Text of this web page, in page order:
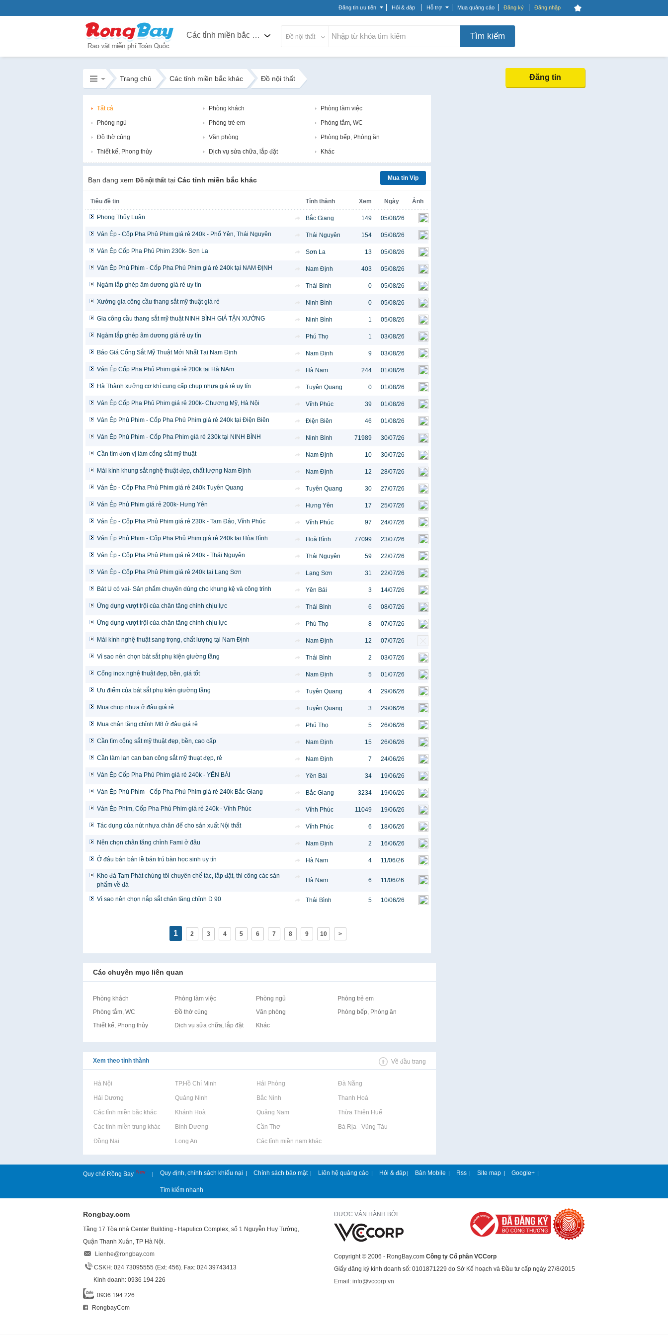
Đăng tin ưu tiên Hỏi & đáp Hỗ trợ Mua quảng cáo Đăng ký Đăng nhập
Các tỉnh miền bắc khác Đồ nội thất Tìm kiếm
Trang chủ Các tỉnh miền bắc khác Đồ nội thất Đăng tin
Tất cả Phòng khách Phòng làm việc
Phòng ngủ Phòng trẻ em Phòng tắm, WC
Đồ thờ cúng Văn phòng Phòng bếp, Phòng ăn
Thiết kế, Phong thủy Dịch vụ sửa chữa, lắp đặt Khác
Bạn đang xem Đồ nội thất tại Các tỉnh miền bắc khác Mua tin Vip
Tiêu đề tin Tỉnh thành Xem Ngày Ảnh
Phong Thủy Luân Bắc Giang 149 05/08/26
Ván Ép - Cốp Pha Phủ Phim giá rẻ 240k - Phổ Yên, Thái Nguyên Thái Nguyên 154 05/08/26
Ván Ép Cốp Pha Phủ Phim 230k- Sơn La Sơn La 13 05/08/26
Ván Ép Phủ Phim - Cốp Pha Phủ Phim giá rẻ 240k tại NAM ĐỊNH Nam Định 403 05/08/26
Ngàm lắp ghép âm dương giá rẻ uy tín Thái Bình 0 05/08/26
Xưởng gia công cầu thang sắt mỹ thuật giá rẻ Ninh Bình 0 05/08/26
Gia công cầu thang sắt mỹ thuật NINH BÌNH GIÁ TẬN XƯỞNG Ninh Bình 1 05/08/26
Ngàm lắp ghép âm dương giá rẻ uy tín Phú Thọ 1 03/08/26
Báo Giá Cổng Sắt Mỹ Thuật Mới Nhất Tại Nam Định Nam Định 9 03/08/26
Ván Ép Cốp Pha Phủ Phim giá rẻ 200k tại Hà NAm Hà Nam 244 01/08/26
Hà Thành xưởng cơ khí cung cấp chụp nhựa giá rẻ uy tín Tuyên Quang 0 01/08/26
Ván Ép Cốp Pha Phủ Phim giá rẻ 200k- Chương Mỹ, Hà Nội Vĩnh Phúc 39 01/08/26
Ván Ép Phủ Phim - Cốp Pha Phủ Phim giá rẻ 240k tại Điện Biên Điện Biên 46 01/08/26
Ván Ép Phủ Phim - Cốp Pha Phim giá rẻ 230k tại NINH BÌNH Ninh Bình 71989 30/07/26
Cần tìm đơn vị làm cổng sắt mỹ thuật Nam Định 10 30/07/26
Mái kính khung sắt nghệ thuật đẹp, chất lượng Nam Định Nam Định 12 28/07/26
Ván Ép - Cốp Pha Phủ Phim giá rẻ 240k Tuyên Quang Tuyên Quang 30 27/07/26
Ván Ép Phủ Phim giá rẻ 200k- Hưng Yên Hưng Yên 17 25/07/26
Ván Ép - Cốp Pha Phủ Phim giá rẻ 230k - Tam Đảo, Vĩnh Phúc Vĩnh Phúc 97 24/07/26
Ván Ép Phủ Phim - Cốp Pha Phủ Phim giá rẻ 240k tại Hòa Bình Hoà Bình 77099 23/07/26
Ván Ép - Cốp Pha Phủ Phim giá rẻ 240k - Thái Nguyên Thái Nguyên 59 22/07/26
Ván Ép - Cốp Pha Phủ Phim giá rẻ 240k tại Lạng Sơn Lạng Sơn 31 22/07/26
Bát U có vai- Sản phẩm chuyên dùng cho khung kệ và công trình Yên Bái 3 14/07/26
Ứng dụng vượt trội của chân tăng chỉnh chịu lực Thái Bình 6 08/07/26
Ứng dụng vượt trội của chân tăng chỉnh chịu lực Phú Thọ 8 07/07/26
Mái kính nghệ thuật sang trọng, chất lượng tại Nam Định Nam Định 12 07/07/26
Vì sao nên chọn bát sắt phụ kiện giường tầng Thái Bình 2 03/07/26
Cổng inox nghệ thuật đẹp, bền, giá tốt Nam Định 5 01/07/26
Ưu điểm của bát sắt phụ kiện giường tầng Tuyên Quang 4 29/06/26
Mua chụp nhựa ở đâu giá rẻ Tuyên Quang 3 29/06/26
Mua chân tăng chỉnh M8 ở đâu giá rẻ Phú Thọ 5 26/06/26
Cần tìm cổng sắt mỹ thuật đẹp, bền, cao cấp Nam Định 15 26/06/26
Cần làm lan can ban công sắt mỹ thuạt đẹp, rẻ Nam Định 7 24/06/26
Ván Ép Cốp Pha Phủ Phim giá rẻ 240k - YÊN BÁI Yên Bái 34 19/06/26
Ván Ép Phủ Phim - Cốp Pha Phủ Phim giá rẻ 240k Bắc Giang Bắc Giang 3234 19/06/26
Ván Ép Phim, Cốp Pha Phủ Phim giá rẻ 240k - Vĩnh Phúc Vĩnh Phúc 11049 19/06/26
Tác dụng của nút nhựa chân đế cho sản xuất Nội thất Vĩnh Phúc 6 18/06/26
Nên chọn chân tăng chỉnh Fami ở đâu Nam Định 2 16/06/26
Ở đâu bán bản lề bán trú bàn học sinh uy tín Hà Nam 4 11/06/26
Kho đá Tam Phát chúng tôi chuyên chế tác, lắp đặt, thi công các sản
phẩm về đá
Hà Nam 6 11/06/26
Vì sao nên chọn nắp sắt chân tăng chỉnh D 90 Thái Bình 5 10/06/26
1 2 3 4 5 6 7 8 9 10 >
Các chuyên mục liên quan
Phòng khách Phòng làm việc Phòng ngủ
Phòng trẻ em
Phòng tắm, WC
Đồ thờ cúng Văn phòng
Phòng bếp, Phòng ăn
Thiết kế, Phong thủy
Dịch vụ sửa chữa, lắp đặt Khác
Xem theo tỉnh thành Về đầu trang
Rao vặt tại Hà Nội Rao vặt tại TP.Hồ Chí Minh Rao vặt tại Hải Phòng Rao vặt tại Đà Nẵng
Rao vặt tại Hải Dương Rao vặt tại Quảng Ninh Rao vặt tại Bắc Ninh Rao vặt tại Thanh Hoá
Rao vặt tại Các tỉnh miền bắc khácRao vặt tại Khánh Hoà Rao vặt tại Quảng Nam Rao vặt tại Thừa Thiên Huế
Rao vặt tại Các tỉnh miền trung khácRao vặt tại Bình Dương Rao vặt tại Cần Thơ Rao vặt tại Bà Rịa - Vũng Tàu
Rao vặt tại Đồng Nai Rao vặt tại Long An Rao vặt tại Các tỉnh miền nam khác
Quy chế Rồng Bay New | Quy định, chính sách khiếu nại | Chính sách bảo mật | Liên hệ quảng cáo | Hỏi & đáp | Bản Mobile | Rss | Site map | Google+ |
Tìm kiếm nhanh
Rongbay.com
Tầng 17 Tòa nhà Center Building - Hapulico Complex, số 1 Nguyễn Huy Tưởng,
Quận Thanh Xuân, TP Hà Nội.
Lienhe@rongbay.com
CSKH: 024 73095555 (Ext: 456). Fax: 024 39743413
Kinh doanh: 0936 194 226
0936 194 226
RongbayCom
ĐƯỢC VẬN HÀNH BỞI
Copyright © 2006 - RongBay.com Công ty Cổ phần VCCorp
Giấy đăng ký kinh doanh số: 0101871229 do Sở Kế hoạch và Đầu tư cấp ngày 27/8/2015
Email: info@vccorp.vn